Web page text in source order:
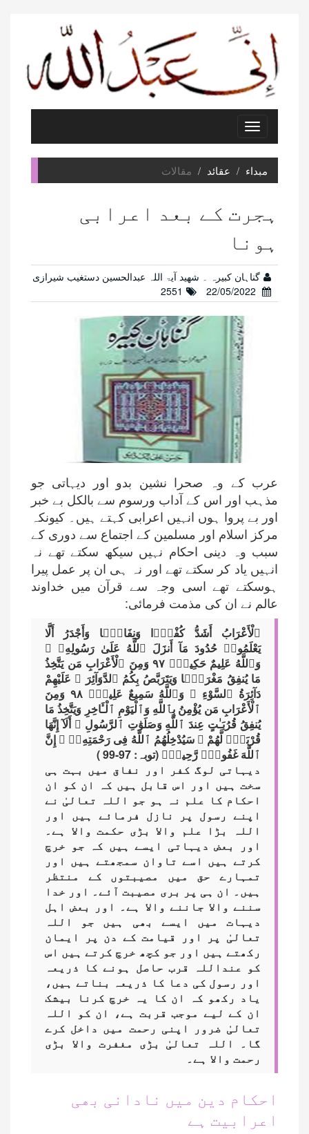
Toggle
navigation
مبداء
عقائد مقالات
ہجرت کے بعد اعرابی
ہونا
گناہان کبیرہ ۔ شھید آیۃ اللہ عبدالحسین دستغیب شیرازی
2551
عرب کے وہ صحرا نشین بدو اور دیہاتی جو
مذہب اور اس کے آداب ورسوم سے بالکل بے خبر
اور بے پروا ہوں انہیں اعرابی کہتے ہیں۔ کیونکہ
مرکز اسلام اور مسلمین کے اجتماع سے دوری کے
سبب وہ دینی احکام نہیں سیکھ سکتے تھے نہ
انہیں یاد کر سکتے تھے اور نہ ہی ان پر عمل پیرا
ہوسکتے تھے اسی وجہ سے قرآن میں خداوند
عالم نے ان کی مذمت فرمائی:
ٱلْأَعْرَابُ أَشَدُّ كُفْرًۭا وَنِفَاقًۭا وَأَجْدَرُ أَلَّا
يَعْلَمُوا۟ حُدُودَ مَآ أَنزَلَ ٱللَّهُ عَلَىٰ رَسُولِهِۦ ۗ
وَٱللَّهُ عَلِيمٌ حَكِيمٌۭ ٩٧ وَمِنَ ٱلْأَعْرَابِ مَن يَتَّخِذُ
مَا يُنفِقُ مَغْرَمًۭا وَيَتَرَبَّصُ بِكُمُ ٱلدَّوَآئِرَ ۚ عَلَيْهِمْ
دَآئِرَةُ ٱلسَّوْءِ ۗ وَٱللَّهُ سَمِيعٌ عَلِيمٌۭ ٩٨ وَمِنَ
ٱلْأَعْرَابِ مَن يُؤْمِنُ بِٱللَّهِ وَٱلْيَوْمِ ٱلْـَٔاخِرِ وَيَتَّخِذُ مَا
يُنفِقُ قُرُبَـٰتٍ عِندَ ٱللَّهِ وَصَلَوَٰتِ ٱلرَّسُولِ ۚ أَلَآ إِنَّهَا
قُرْبَةٌۭ لَّهُمْ ۚ سَيُدْخِلُهُمُ ٱللَّهُ فِى رَحْمَتِهِۦٓ ۗ إِنَّ
ٱللَّهَ غَفُورٌۭ رَّحِيمٌۭ (توبہ: 97-99 )
دیہاتی لوگ کفر اور نفاق میں بہت ہی
سخت ہیں اور اس قابل ہیں کہ ان کو ان
احکام کا علم نہ ہو جو اللہ تعالیٰ نے
اپنے رسول پر نازل فرمائے ہیں اور
اللہ بڑا علم واﻻ بڑی حکمت واﻻ ہے۔
اور بعض دیہاتی ایسے ہیں کہ جو خرچ
کرتے ہیں اسے تاوان سمجھتے ہیں اور
تمہارے حق میں مصیبتوں کے منتظر
ہیں۔ ان ہی پر بری مصیبت آئے۔ اور خدا
سننے والا جاننے والا ہے۔ اور بعض اہل
دیہات میں ایسے بھی ہیں جو اللہ
تعالیٰ پر اور قیامت کے دن پر ایمان
رکھتے ہیں اور جو کچھ خرچ کرتے ہیں اس
کو عنداللہ قرب حاصل ہونے کا ذریعہ
اور رسول کی دعا کا ذریعہ بناتے ہیں،
یاد رکھو کہ ان کا یہ خرچ کرنا بیشک
ان کے لیے موجب قربت ہے، ان کو اللہ
تعالیٰ ضرور اپنی رحمت میں داخل کرے
گا۔ اللہ تعالیٰ بڑی مغفرت واﻻ بڑی
رحمت واﻻ ہے۔
احکام دین میں نادانی بھی
اعرابیت ہے